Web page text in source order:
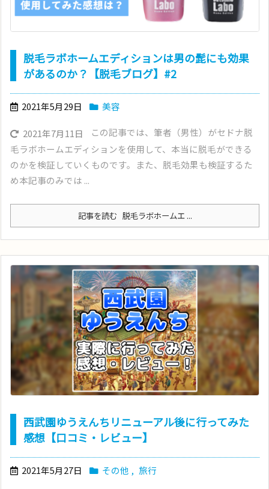
脱毛ラボホームエディションは男の髭にも効果
があるのか？【脱毛ブログ】#2
2021年5月29日 美容
2021年7月11日
この記事では、筆者（男性）がセドナ脱
毛ラボホームエディションを使用して、本当に脱毛ができる
のかを検証していくものです。また、脱毛効果も検証するた
め本記事のみでは ...
記事を読む 脱毛ラボホームエ ...
西武園ゆうえんちリニューアル後に行ってみた
感想【口コミ・レビュー】
2021年5月27日 その他 , 旅行